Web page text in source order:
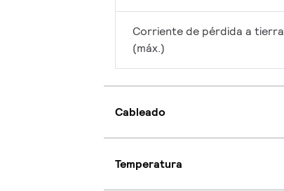
Corriente de pérdida a tierra
(máx.)
Cableado
Temperatura